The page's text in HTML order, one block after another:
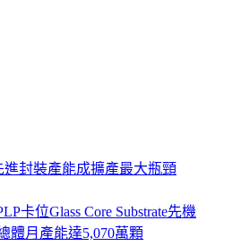
進封裝產能成擴產最大瓶頸
卡位Glass Core Substrate先機
體月產能達5,070萬顆